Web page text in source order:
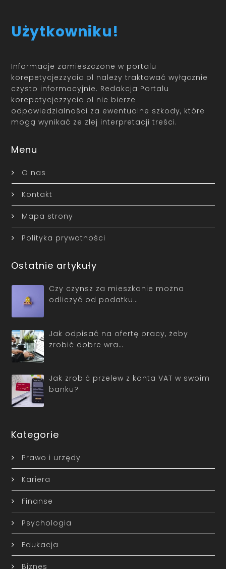
Użytkowniku!
Informacje zamieszczone w portalu
korepetycjezzycia.pl należy traktować wyłącznie
czysto informacyjnie. Redakcja Portalu
korepetycjezzycia.pl nie bierze
odpowiedzialności za ewentualne szkody, które
mogą wynikać ze złej interpretacji treści.
Menu
O nas
Kontakt
Mapa strony
Polityka prywatności
Ostatnie artykuły
Czy czynsz za mieszkanie można
odliczyć od podatku…
Jak odpisać na ofertę pracy, żeby
zrobić dobre wra…
Jak zrobić przelew z konta VAT w swoim
banku?
Kategorie
Prawo i urzędy
Kariera
Finanse
Psychologia
Edukacja
Biznes